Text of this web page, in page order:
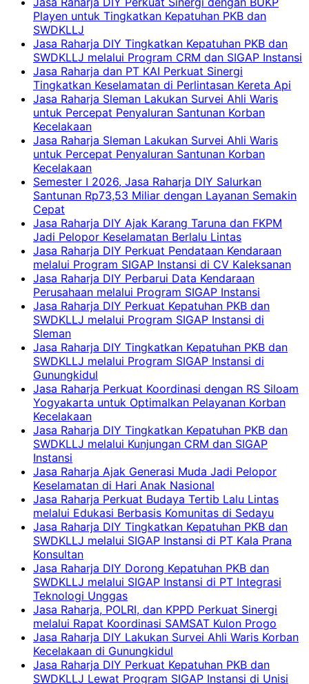
Playen untuk Tingkatkan Kepatuhan PKB dan
SWDKLLJ
Jasa Raharja DIY Tingkatkan Kepatuhan PKB dan
SWDKLLJ melalui Program CRM dan SIGAP Instansi
Jasa Raharja dan PT KAI Perkuat Sinergi
Tingkatkan Keselamatan di Perlintasan Kereta Api
Jasa Raharja Sleman Lakukan Survei Ahli Waris
untuk Percepat Penyaluran Santunan Korban
Kecelakaan
Jasa Raharja Sleman Lakukan Survei Ahli Waris
untuk Percepat Penyaluran Santunan Korban
Kecelakaan
Semester I 2026, Jasa Raharja DIY Salurkan
Santunan Rp73,53 Miliar dengan Layanan Semakin
Cepat
Jasa Raharja DIY Ajak Karang Taruna dan FKPM
Jadi Pelopor Keselamatan Berlalu Lintas
Jasa Raharja DIY Perkuat Pendataan Kendaraan
melalui Program SIGAP Instansi di CV Kaleksanan
Jasa Raharja DIY Perbarui Data Kendaraan
Perusahaan melalui Program SIGAP Instansi
Jasa Raharja DIY Perkuat Kepatuhan PKB dan
SWDKLLJ melalui Program SIGAP Instansi di
Sleman
Jasa Raharja DIY Tingkatkan Kepatuhan PKB dan
SWDKLLJ melalui Program SIGAP Instansi di
Gunungkidul
Jasa Raharja Perkuat Koordinasi dengan RS Siloam
Yogyakarta untuk Optimalkan Pelayanan Korban
Kecelakaan
Jasa Raharja DIY Tingkatkan Kepatuhan PKB dan
SWDKLLJ melalui Kunjungan CRM dan SIGAP
Instansi
Jasa Raharja Ajak Generasi Muda Jadi Pelopor
Keselamatan di Hari Anak Nasional
Jasa Raharja Perkuat Budaya Tertib Lalu Lintas
melalui Edukasi Berbasis Komunitas di Sedayu
Jasa Raharja DIY Tingkatkan Kepatuhan PKB dan
SWDKLLJ melalui SIGAP Instansi di PT Kala Prana
Konsultan
Jasa Raharja DIY Dorong Kepatuhan PKB dan
SWDKLLJ melalui SIGAP Instansi di PT Integrasi
Teknologi Unggas
Jasa Raharja, POLRI, dan KPPD Perkuat Sinergi
melalui Rapat Koordinasi SAMSAT Kulon Progo
Jasa Raharja DIY Lakukan Survei Ahli Waris Korban
Kecelakaan di Gunungkidul
Jasa Raharja DIY Perkuat Kepatuhan PKB dan
SWDKLLJ Lewat Program SIGAP Instansi di Unisi